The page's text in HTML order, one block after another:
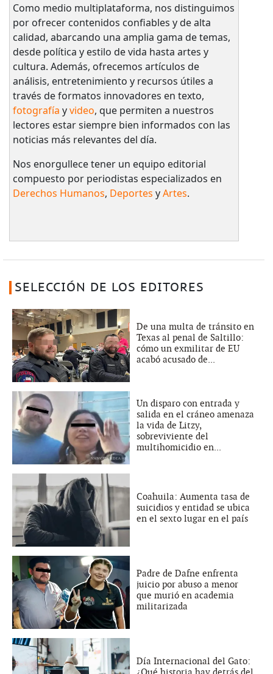
Como medio multiplataforma, nos distinguimos
por ofrecer contenidos confiables y de alta
calidad, abarcando una amplia gama de temas,
desde política y estilo de vida hasta artes y
cultura. Además, ofrecemos artículos de
análisis, entretenimiento y recursos útiles a
través de formatos innovadores en texto,
fotografía yvideo, que permiten a nuestros
lectores estar siempre bien informados con las
noticias más relevantes del día.
Nos enorgullece tener un equipo editorial
compuesto por periodistas especializados en
Derechos Humanos, Deportes yArtes.
SELECCIÓN DE LOS EDITORES
De una multa de tránsito en
Texas al penal de Saltillo:
cómo un exmilitar de EU
acabó acusado de...
Un disparo con entrada y
salida en el cráneo amenaza
la vida de Litzy,
sobreviviente del
multihomicidio en...
Coahuila: Aumenta tasa de
suicidios y entidad se ubica
en el sexto lugar en el país
Padre de Dafne enfrenta
juicio por abuso a menor
que murió en academia
militarizada
Día Internacional del Gato: